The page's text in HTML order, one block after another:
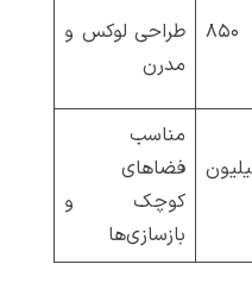
۵۵۰ تا ۸۵۰
طراحی لوکس و
مدرن
میلیون
مناسب
فضاهای
کوچک و
بازسازی‌ها